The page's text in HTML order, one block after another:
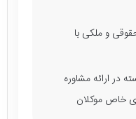
و ملکی با
در ارائه مشاوره
خاص موکلان